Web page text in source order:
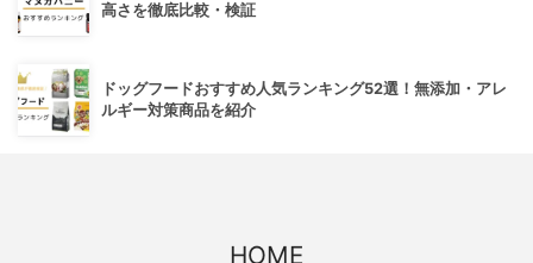
高さを徹底比較・検証
ドッグフードおすすめ人気ランキング52選！無添加・アレ
ルギー対策商品を紹介
HOME